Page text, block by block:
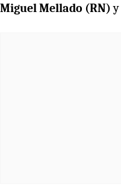
Miguel Mellado (RN)y